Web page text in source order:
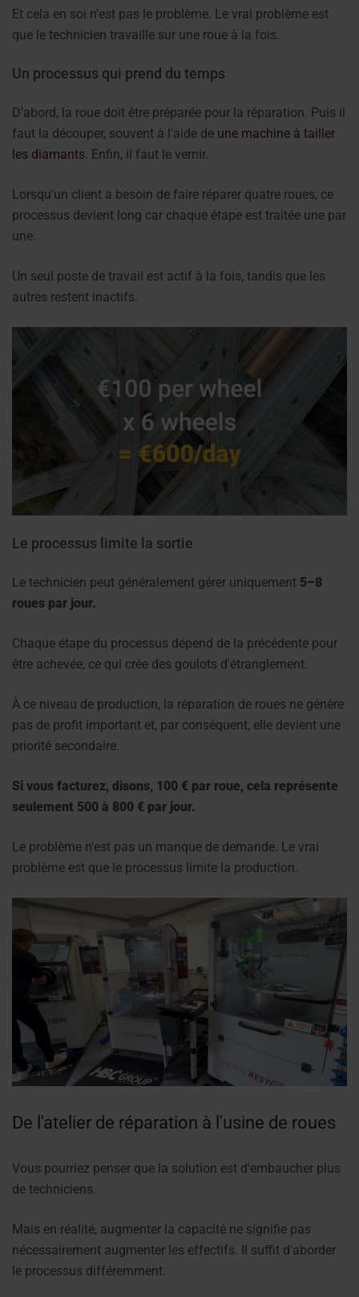
Et cela en soi n'est pas le problème. Le vrai problème est
que le technicien travaille sur une roue à la fois.
Un processus qui prend du temps
D'abord, la roue doit être préparée pour la réparation. Puis il
faut la découper, souvent à l'aide de une machine à tailler
les diamants. Enfin, il faut le vernir.
Lorsqu'un client a besoin de faire réparer quatre roues, ce
processus devient long car chaque étape est traitée une par
une.
Un seul poste de travail est actif à la fois, tandis que les
autres restent inactifs.
Le processus limite la sortie
Le technicien peut généralement gérer uniquement 5–8
roues par jour.
Chaque étape du processus dépend de la précédente pour
être achevée, ce qui crée des goulots d'étranglement.
À ce niveau de production, la réparation de roues ne génère
pas de profit important et, par conséquent, elle devient une
priorité secondaire.
Si vous facturez, disons, 100 € par roue, cela représente
seulement 500 à 800 € par jour.
Le problème n'est pas un manque de demande. Le vrai
problème est que le processus limite la production.
De l'atelier de réparation à l'usine de roues
Vous pourriez penser que la solution est d'embaucher plus
de techniciens.
Mais en réalité, augmenter la capacité ne signifie pas
nécessairement augmenter les effectifs. Il suffit d'aborder
le processus différemment.